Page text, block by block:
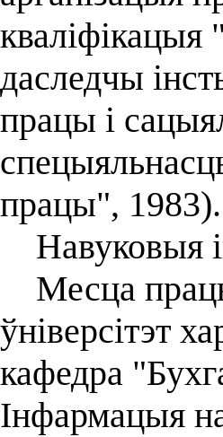
даследчы
працы і
працы", 1983).
Навуковыя
Месца
ўніверсітэт
кафедра
Інфармацыя